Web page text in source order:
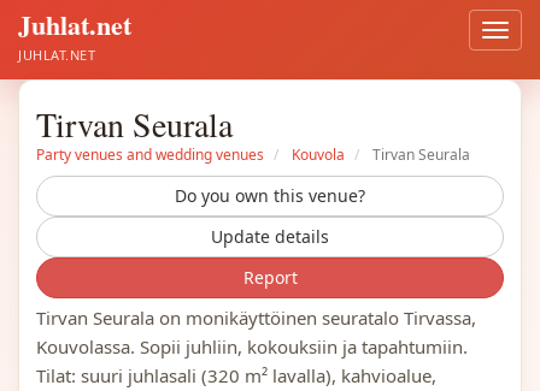
Open
menu
Juhlat.net
JUHLAT.NET
Do you own this venue?
Update details
Report
Tirvan Seurala
Party venues and wedding venues Kouvola Tirvan Seurala
Tirvan Seurala on monikäyttöinen seuratalo Tirvassa,
Kouvolassa. Sopii juhliin, kokouksiin ja tapahtumiin.
Tilat: suuri juhlasali (320 m² lavalla), kahvioalue,